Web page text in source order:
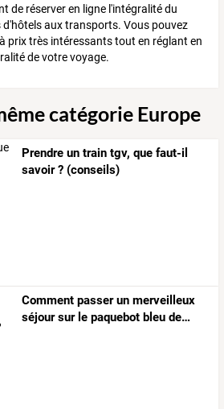
de réserver en ligne l'intégralité du
d'hôtels aux transports. Vous pouvez
prix très intéressants tout en réglant en
de votre voyage.
catégorie Europe
Prendre un train tgv, que faut-il
savoir ? (conseils)
Comment passerun merveilleux
séjoursurle paquebot bleu de…